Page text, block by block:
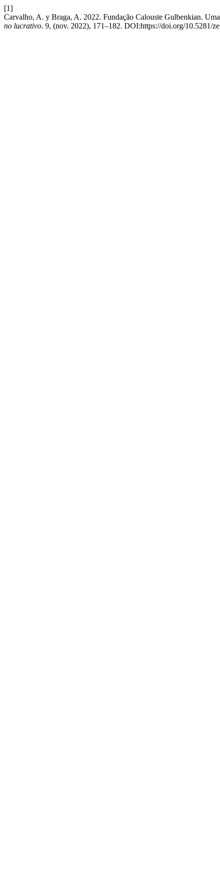
[1]
Carvalho, A. y Braga, A. 2022. Fundação Calouste Gulbenkian.
no lucrativo. 9, (nov. 2022), 171–182. DOI:https://doi.org/10.5281/